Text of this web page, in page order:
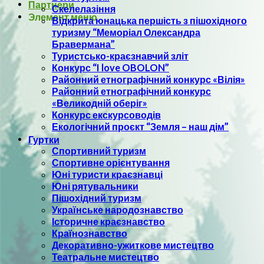
Партнери
Элемент меню
Скелелазіння
Відкрита юнацька першість з пішохідного
туризму “Меморіал Олександра
Бравермана”
Туристсько-краєзнавчий зліт
Конкурс “I love OBOLON”
Районний етнографічний конкурс «Вілія»
Районний етнографічний конкурс
«Великодній оберіг»
Конкурс екскурсоводів
Екологічний проєкт “Земля – наш дім”
Гуртки
Спортивний туризм
Спортивне орієнтування
Юні туристи краєзнавці
Юні рятувальники
Пішохідний туризм
Українське народознавство
Історичне краєзнавство
Країнознавство
Декоративно-ужиткове мистецтво
Театральне мистецтво